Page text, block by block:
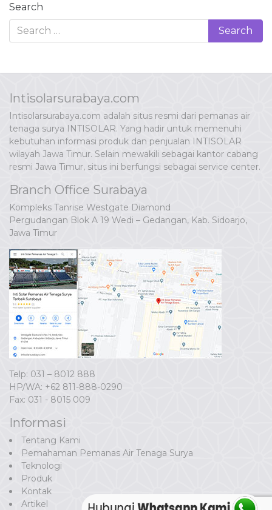
Search
Intisolarsurabaya.com
Intisolarsurabaya.com adalah situs resmi dari pemanas air
tenaga surya INTISOLAR. Yang hadir untuk memenuhi
kebutuhan informasi produk dan penjualan INTISOLAR
wilayah Jawa Timur. Selain mewakili sebagai kantor cabang
resmi Jawa Timur, situs ini berfungsi sebagai service center.
Branch Office Surabaya
Kompleks Tanrise Westgate Diamond
Pergudangan Blok A 19 Wedi – Gedangan, Kab. Sidoarjo,
Jawa Timur
Telp: 031 – 8012 888
HP/WA: +62 811-888-0290
Fax: 031 - 8015 009
Informasi
Tentang Kami
Pemahaman Pemanas Air Tenaga Surya
Teknologi
Produk
Kontak
Artikel